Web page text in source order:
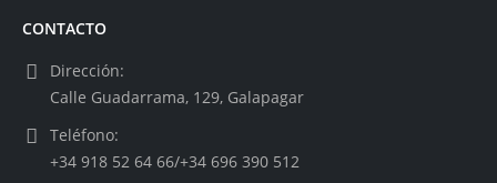
CONTACTO
Dirección:
Calle Guadarrama, 129, Galapagar
Teléfono:
+34 918 52 64 66/+34 696 390 512